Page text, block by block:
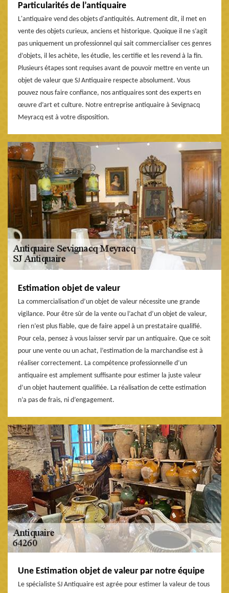
Particularités de l’antiquaire
L'antiquaire vend des objets d'antiquités. Autrement dit, il met en
vente des objets curieux, anciens et historique. Quoique il ne s’agit
pas uniquement un professionnel qui sait commercialiser ces genres
d’objets, il les achète, les étudie, les certifie et les revend à la fin.
Plusieurs étapes sont requises avant de pouvoir mettre en vente un
objet de valeur que SJ Antiquaire respecte absolument. Vous
pouvez nous faire confiance, nos antiquaires sont des experts en
œuvre d’art et culture. Notre entreprise antiquaire à Sevignacq
Meyracq est à votre disposition.
Estimation objet de valeur
La commercialisation d’un objet de valeur nécessite une grande
vigilance. Pour être sûr de la vente ou l’achat d’un objet de valeur,
rien n’est plus fiable, que de faire appel à un prestataire qualifié.
Pour cela, pensez à vous laisser servir par un antiquaire. Que ce soit
pour une vente ou un achat, l’estimation de la marchandise est à
réaliser correctement. La compétence professionnelle d’un
antiquaire est amplement suffisante pour estimer la juste valeur
d’un objet hautement qualifiée. La réalisation de cette estimation
n’a pas de frais, ni d’engagement.
Une Estimation objet de valeur par notre équipe
Le spécialiste SJ Antiquaire est agrée pour estimer la valeur de tous